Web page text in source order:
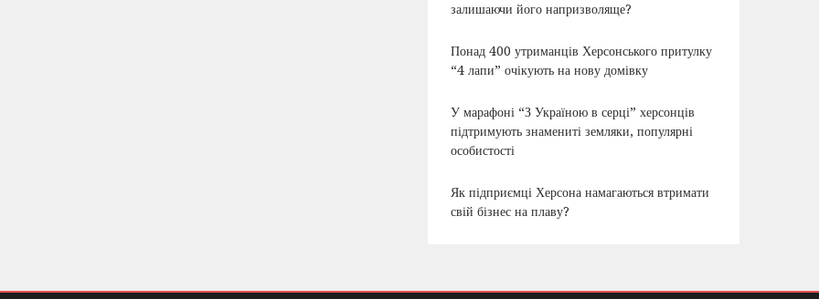
залишаючи його напризволяще?
Понад 400 утриманців Херсонського притулку
“4 лапи” очікують на нову домівку
У марафоні “З Україною в серці” херсонців
підтримують знамениті земляки, популярні
особистості
Як підприємці Херсона намагаються втримати
свій бізнес на плаву?